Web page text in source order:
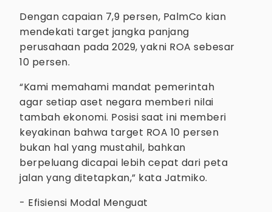
Dengan capaian 7,9 persen, PalmCo kian
mendekati target jangka panjang
perusahaan pada 2029, yakni ROA sebesar
10 persen.
“Kami memahami mandat pemerintah
agar setiap aset negara memberi nilai
tambah ekonomi. Posisi saat ini memberi
keyakinan bahwa target ROA 10 persen
bukan hal yang mustahil, bahkan
berpeluang dicapai lebih cepat dari peta
jalan yang ditetapkan,” kata Jatmiko.
- Efisiensi Modal Menguat